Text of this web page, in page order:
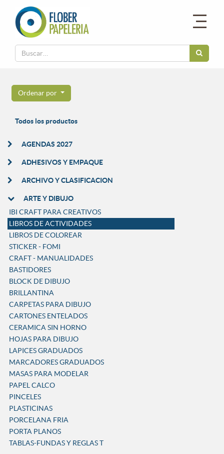
Ordenar por
Todos los productos
AGENDAS 2027
ADHESIVOS Y EMPAQUE
ARCHIVO Y CLASIFICACION
ARTE Y DIBUJO
IBI CRAFT PARA CREATIVOS
LIBROS DE ACTIVIDADES
LIBROS DE COLOREAR
STICKER - FOMI
CRAFT - MANUALIDADES
BASTIDORES
BLOCK DE DIBUJO
BRILLANTINA
CARPETAS PARA DIBUJO
CARTONES ENTELADOS
CERAMICA SIN HORNO
HOJAS PARA DIBUJO
LAPICES GRADUADOS
MARCADORES GRADUADOS
MASAS PARA MODELAR
PAPEL CALCO
PINCELES
PLASTICINAS
PORCELANA FRIA
PORTA PLANOS
TABLAS-FUNDAS Y REGLAS T